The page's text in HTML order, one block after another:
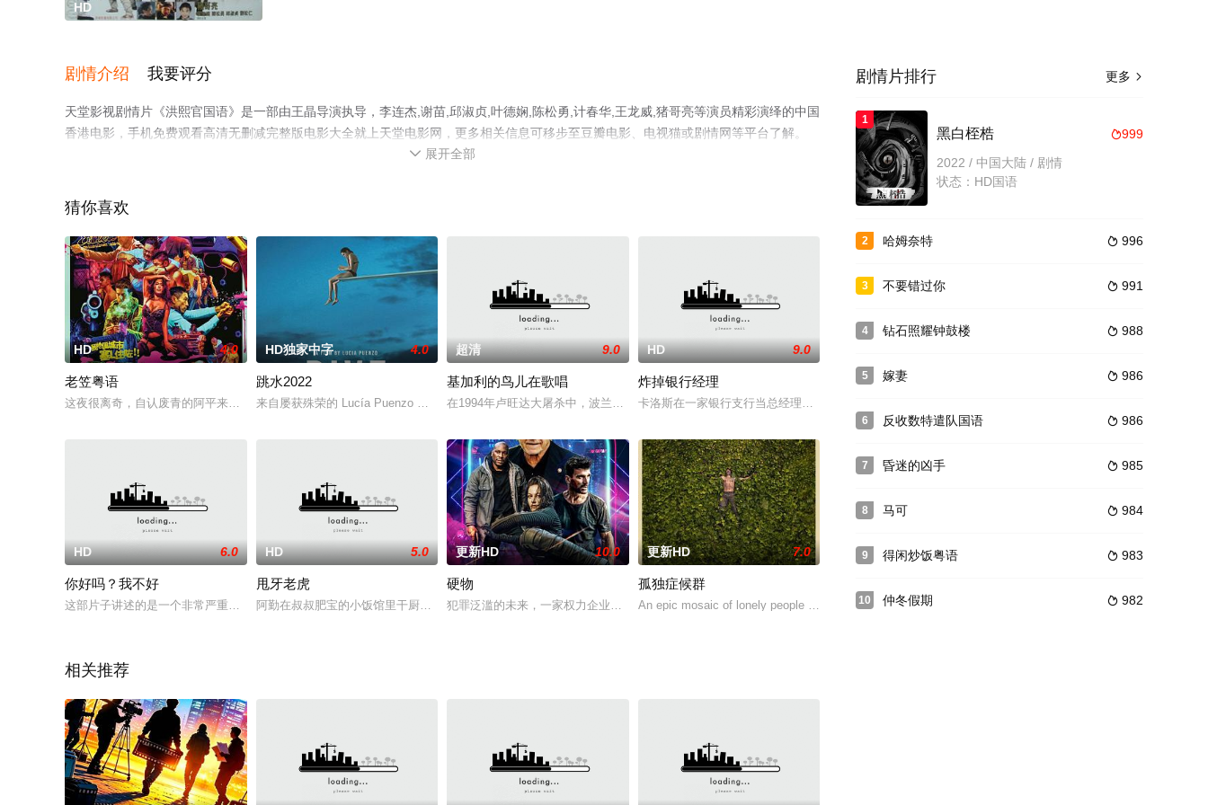
HD
剧情介绍 我要评分
天堂影视剧情片《洪熙官国语》是一部由王晶导演执导，李连杰,谢苗,邱淑贞,叶德娴,陈松勇,计春华,王龙威,猪哥亮等演员精彩演绎的中国
香港电影，手机免费观看高清无删减完整版电影大全就上天堂电影网，更多相关信息可移步至豆瓣电影、电视猫或剧情网等平台了解。
 展开全部
猜你喜欢
HD 4.0
老笠粤语
这夜很离奇，自认废青的阿平来到谜之便利店第一晚上班，先遇上刻薄老板和神经质女同事，转头黑警来借厕所；刚出狱的愤怒老人即兴玩老笠，又有富豪和
HD独家中字 4.0
跳水2022
来自屡获殊荣的 Lucía Puenzo 的“Dive”，由 Karla Souza 主演，在这个关于胜利被定义为终极梦想的背景下的复杂关
超清 9.0
基加利的鸟儿在歌唱
在1994年卢旺达大屠杀中，波兰的鸟类学家安娜救下了图西族少女，带她回到了波兰。但是过去的伤痛无法使两人获得内心平静，她们只好重新回
HD 9.0
炸掉银行经理
卡洛斯在一家银行支行当总经理，最近他正和妻子玛尔塔闹别扭。风和日丽的一天，他送两个孩子马科斯和莎
HD 6.0
你好吗？我不好
这部片子讲述的是一个非常严重的社会现象——“过劳死”。 影片的过程中，“过劳死”就像恐怖片里的连环杀手一样，使工作室里的每一个人都莫名奇妙
HD 5.0
甩牙老虎
阿勤在叔叔肥宝的小饭馆里干厨子，因手艺不错常被镇上的大户请到家中做菜。这日阿勤来戴府下厨，却不想卷入到一场宝藏纷争之中。 戴家和金家原为世
更新HD 10.0
硬物
犯罪泛滥的未来，一家权力企业垄断监狱系统，为罪犯发放致命手表，逼迫他们互相残杀以换取自由。埃勒拉是被操控的杀手之一，她必须在生死
更新HD 7.0
孤独症候群
An epic mosaic of lonely people with crossed destinies who will set t
相关推荐
更多 
剧情片排行
1
999
黑白桎梏
2022 / 中国大陆 / 剧情
状态：HD国语
2  996
哈姆奈特
3  991
不要错过你
4  988
钻石照耀钟鼓楼
5  986
嫁妻
6  986
反收数特遣队国语
7  985
昏迷的凶手
8  984
马可
9  983
得闲炒饭粤语
10  982
仲冬假期